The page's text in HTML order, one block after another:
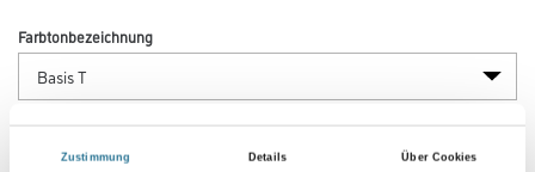
Zustimmung Details Über Cookies
Farbtonbezeichnung
Glanzgrad